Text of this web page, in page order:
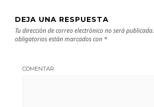
DEJA UNA RESPUESTA
Tu dirección de correo electrónico no será publicada.
obligatorios están marcados con *
COMENTAR